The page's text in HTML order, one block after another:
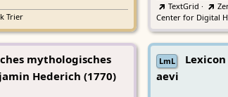
Trier
TextGrid ·
Center for Digital
mythologisches
Hederich (1770)
LmL
aevi